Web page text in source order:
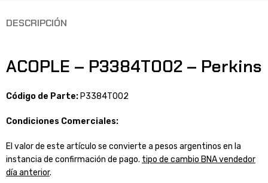
DESCRIPCIÓN
ACOPLE – P3384T002 – Perkins
Código de Parte: P3384T002
Condiciones Comerciales:
El valor de este artículo se convierte a pesos argentinos en la
instancia de confirmación de pago. tipo de cambio BNA vendedor
día anterior.